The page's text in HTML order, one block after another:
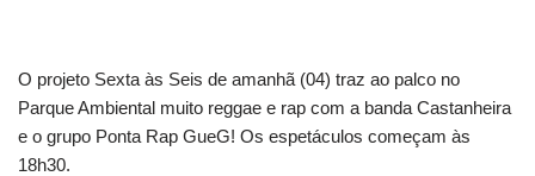
O projeto Sexta às Seis de amanhã (04) traz ao palco no
Parque Ambiental muito reggae e rap com a banda Castanheira
e o grupo Ponta Rap GueG! Os espetáculos começam às
18h30.